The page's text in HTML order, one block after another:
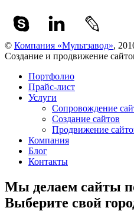
© Компания «Мультзавод»,
Создание и продвижение
Портфолио
Прайс-лист
Услуги
Сопровождение
Создание сайтов
Продвижение
Компания
Блог
Контакты
Мы делаем сайты
Выберите свой